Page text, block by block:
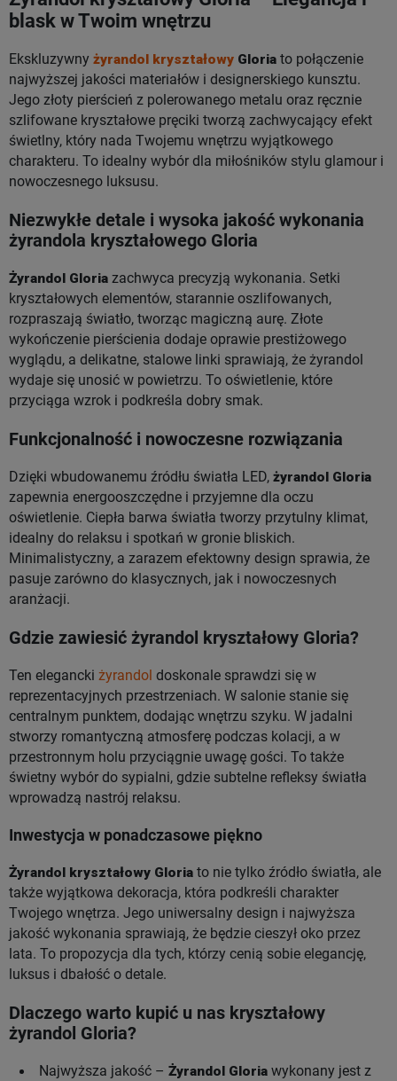
blask w Twoim wnętrzu
Ekskluzywny żyrandol kryształowy Gloria to połączenie
najwyższej jakości materiałów i designerskiego kunsztu.
Jego złoty pierścień z polerowanego metalu oraz ręcznie
szlifowane kryształowe pręciki tworzą zachwycający efekt
świetlny, który nada Twojemu wnętrzu wyjątkowego
charakteru. To idealny wybór dla miłośników stylu glamour i
nowoczesnego luksusu.
Niezwykłe detale i wysoka jakość wykonania
żyrandola kryształowego Gloria
Żyrandol Gloria zachwyca precyzją wykonania. Setki
kryształowych elementów, starannie oszlifowanych,
rozpraszają światło, tworząc magiczną aurę. Złote
wykończenie pierścienia dodaje oprawie prestiżowego
wyglądu, a delikatne, stalowe linki sprawiają, że żyrandol
wydaje się unosić w powietrzu. To oświetlenie, które
przyciąga wzrok i podkreśla dobry smak.
Funkcjonalność i nowoczesne rozwiązania
Dzięki wbudowanemu źródłu światła LED, żyrandol Gloria
zapewnia energooszczędne i przyjemne dla oczu
oświetlenie. Ciepła barwa światła tworzy przytulny klimat,
idealny do relaksu i spotkań w gronie bliskich.
Minimalistyczny, a zarazem efektowny design sprawia, że
pasuje zarówno do klasycznych, jak i nowoczesnych
aranżacji.
Gdzie zawiesić żyrandol kryształowy Gloria?
Ten elegancki żyrandol doskonale sprawdzi się w
reprezentacyjnych przestrzeniach. W salonie stanie się
centralnym punktem, dodając wnętrzu szyku. W jadalni
stworzy romantyczną atmosferę podczas kolacji, a w
przestronnym holu przyciągnie uwagę gości. To także
świetny wybór do sypialni, gdzie subtelne refleksy światła
wprowadzą nastrój relaksu.
Inwestycja w ponadczasowe piękno
Żyrandol kryształowy Gloria to nie tylko źródło światła, ale
także wyjątkowa dekoracja, która podkreśli charakter
Twojego wnętrza. Jego uniwersalny design i najwyższa
jakość wykonania sprawiają, że będzie cieszył oko przez
lata. To propozycja dla tych, którzy cenią sobie elegancję,
luksus i dbałość o detale.
Dlaczego warto kupić u nas kryształowy
żyrandol Gloria?
Najwyższa jakość – Żyrandol Gloriawykonany jest z